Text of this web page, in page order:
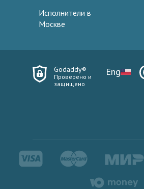
Исполнители в
Москве
Godaddy®
Проверено и
защищено
Eng